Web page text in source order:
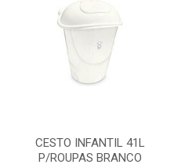
CESTO INFANTIL 41L
P/ROUPAS BRANCO